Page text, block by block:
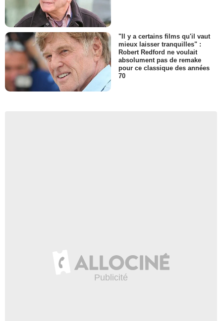
"Il y a certains films qu'il vaut
mieux laisser tranquilles" :
Robert Redford ne voulait
absolument pas de remake
pour ce classique des années
70